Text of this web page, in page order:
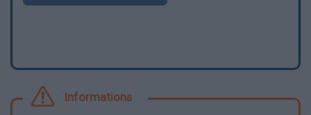
Informations